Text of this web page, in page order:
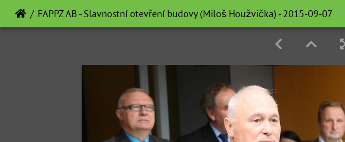
FAPPZ AB - Slavnostní otevření budovy (Miloš Houžvička) - 2015-09-07